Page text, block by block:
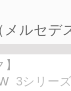
メルセ
3シリー